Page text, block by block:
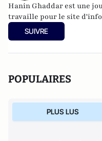
Hanin Ghaddar est une
travaille pour le site
SUIVRE
POPULAIRES
PLUS LUS